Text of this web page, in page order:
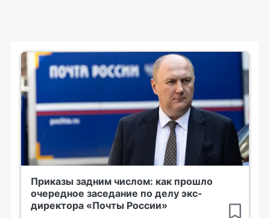
Приказы задним числом: как прошло
очередное заседание по делу экс-
директора «Почты России»